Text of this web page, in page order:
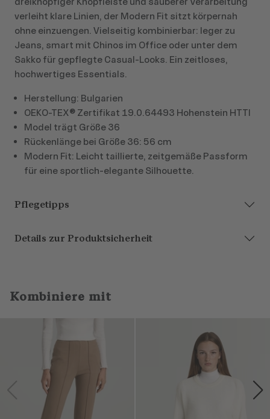
verleiht klare Linien, der Modern Fit sitzt körpernah
ohne einzuengen. Vielseitig kombinierbar: leger zu
Jeans, smart mit Chinos im Office oder unter dem
Sakko für gepflegte Casual‑Looks. Ein zeitloses,
hochwertiges Essentials.
Herstellung: Bulgarien
OEKO-TEX® Zertifikat 19.0.64493 Hohenstein HTTI
Model trägt Größe 36
Rückenlänge bei Größe 36: 56 cm
Modern Fit: Leicht taillierte, zeitgemäße Passform
für eine sportlich-elegante Silhouette.
Pflegetipps
Details zur Produktsicherheit
Kombiniere mit